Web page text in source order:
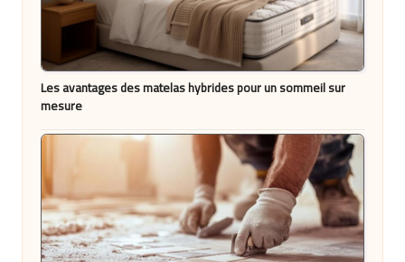
Les avantages des matelas hybrides pour un sommeil sur
mesure